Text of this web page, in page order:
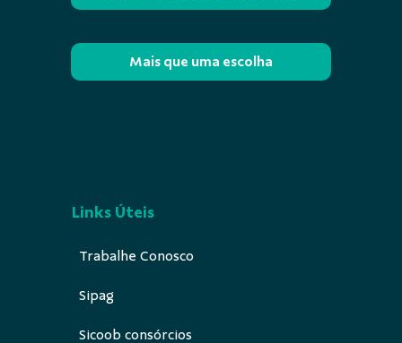
Mais que uma escolha
Links Úteis
Trabalhe Conosco
Sipag
Sicoob consórcios